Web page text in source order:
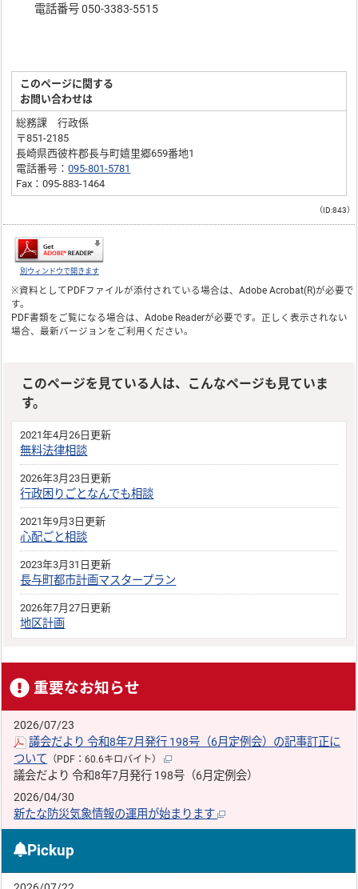
電話番号 050-3383-5515
このページに関する
お問い合わせは
総務課 行政係
〒851-2185
長崎県西彼杵郡長与町嬉里郷659番地1
電話番号：095-801-5781
Fax：095-883-1464
（ID:843）
別ウィンドウで開きます
※資料としてPDFファイルが添付されている場合は、Adobe Acrobat(R)が必要で
す。
PDF書類をご覧になる場合は、Adobe Readerが必要です。正しく表示されない
場合、最新バージョンをご利用ください。
このページを見ている人は、こんなページも見ていま
す。
2021年4月26日更新
無料法律相談
2026年3月23日更新
行政困りごとなんでも相談
2021年9月3日更新
心配ごと相談
2023年3月31日更新
長与町都市計画マスタープラン
2026年7月27日更新
地区計画
重要なお知らせ
2026/07/23
議会だより 令和8年7月発行 198号（6月定例会）の記事訂正に
ついて （PDF：60.6キロバイト）
議会だより 令和8年7月発行 198号（6月定例会）
2026/04/30
新たな防災気象情報の運用が始まります
Pickup